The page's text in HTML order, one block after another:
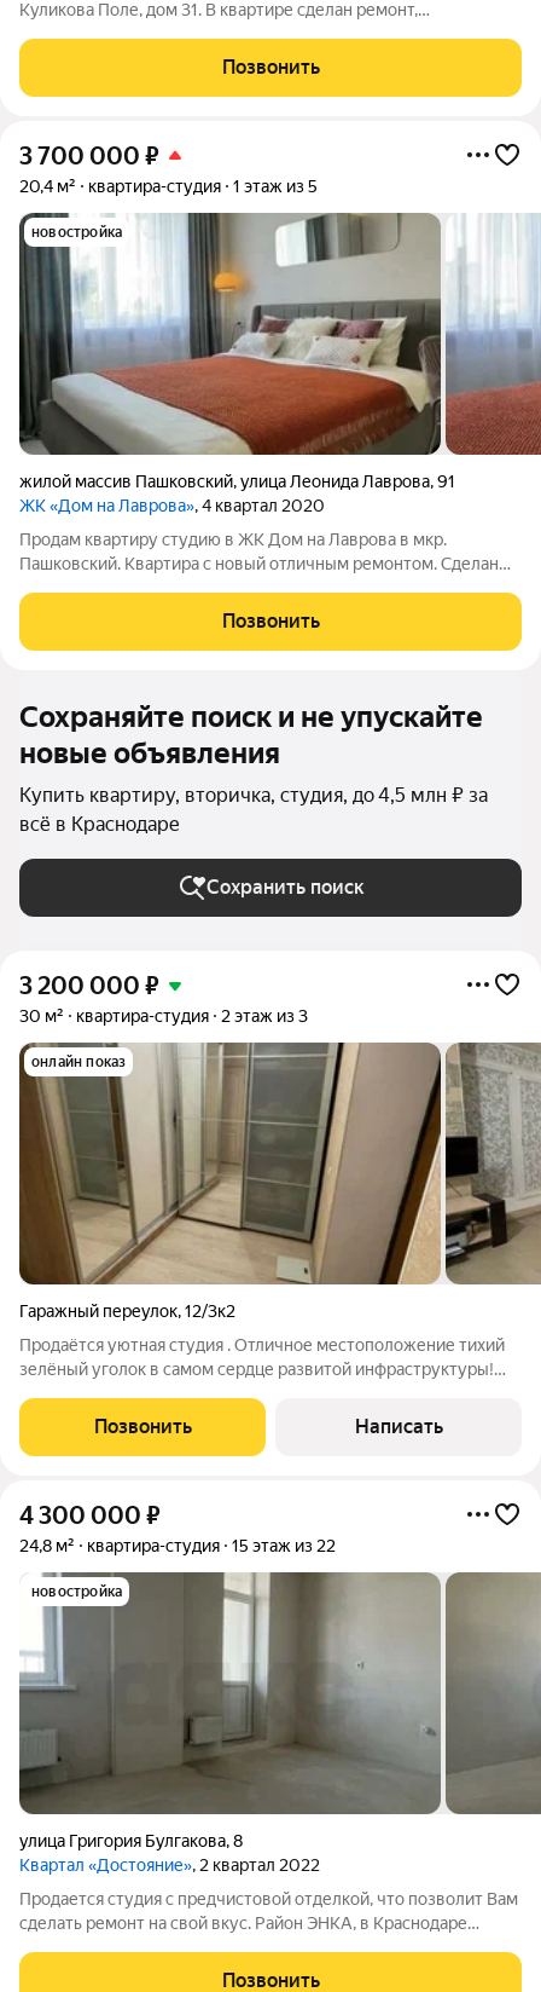
Куликова Поле, дом 31. В квартире сделан ремонт,
Установлен новый двухкамерный холодильник, стиральная
машина. В квартире очень светло. Всю
Позвонить
3 700 000 ₽
20,4 м² квартира-студия 1 этаж из 5
новостройка
жилой массив Пашковский,улица Леонида Лаврова,91
ЖК «Дом на Лаврова», 4 квартал 2020
Продам квартиру студию в ЖК Дом на Лаврова в мкр.
Пашковский. Квартира с новый отличным ремонтом. Сделан
современные материалы: ламинат, виниловые обои, натяжные
потоки, керамическая плитка,
Позвонить
Сохраняйте поиск и не упускайте
новые объявления
Купить квартиру, вторичка, студия, до 4,5 млн ₽ за
всё в Краснодаре
Сохранить поиск
3 200 000 ₽
30 м² квартира-студия 2 этаж из 3
онлайн показ
Гаражный переулок,12/3к2
Продаётся уютная студия . Отличное местоположение тихий
зелёный уголок в самом сердце развитой инфраструктуры!
Красная и ул. Северная. Всё необходимое в шаговой
доступности: магазины
Позвонить Написать
4 300 000 ₽
24,8 м² квартира-студия 15 этаж из 22
новостройка
улица Григория Булгакова,8
Квартал «Достояние», 2 квартал 2022
Продается студия с предчистовой отделкой, что позволит Вам
сделать ремонт на свой вкус. Район ЭНКА, в Краснодаре
обжитых микрорайонов. Помимо самого торгово-
Позвонить